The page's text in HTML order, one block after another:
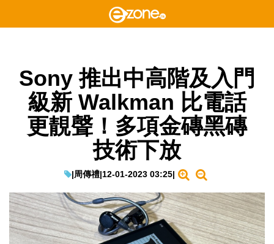
Sony 推出中高階及入門
級新 Walkman 比電話
更靚聲！多項金磚黑磚
技術下放
|周傳禮|12-01-2023 03:25|